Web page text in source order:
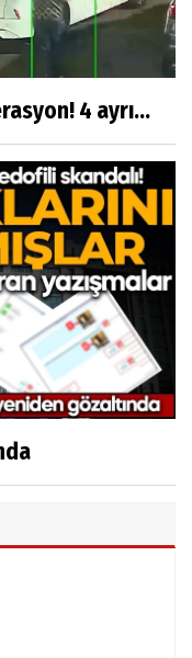
4 ayrı...